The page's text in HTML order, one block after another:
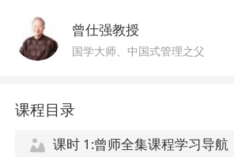
曾仕强教授
国学大师、中国式管理之父
课程目录
课时 1:曾师全集课程学习导航